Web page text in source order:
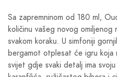
Sa zapremninom od 180 ml,
količinu vašeg novog omiljenog
svakom koraku. U simfoniji
bergamot otplesat će igru koja
svijet gdje svaki detalj ima